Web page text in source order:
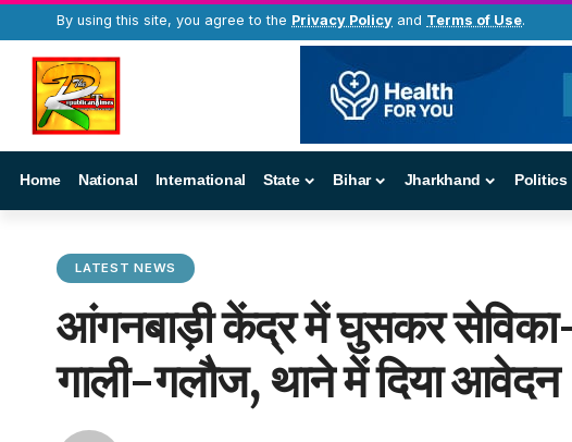
By using this site, you agree to the Privacy Policy and Terms of Use.
Home National International State Bihar Jharkhand Politics
LATEST NEWS
आंगनबाड़ी केंद्र में घुसकर सेविका-
गाली-गलौज, थाने में दिया आवेदन